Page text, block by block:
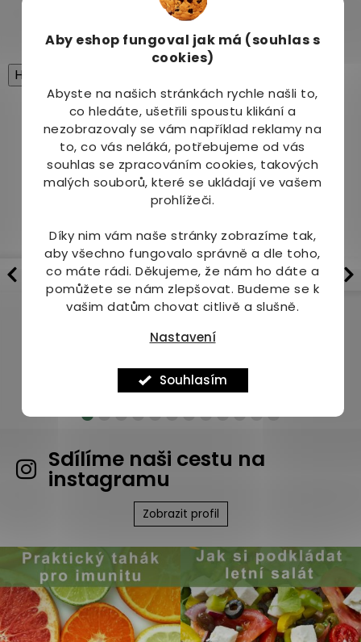
Aby eshop fungoval jak má (souhlas s
cookies)
Abyste na našich stránkách rychle našli to,
co hledáte, ušetřili spoustu klikání a
nezobrazovaly se vám například reklamy na
to, co vás neláká, potřebujeme od vás
souhlas se zpracováním cookies, takových
malých souborů, které se ukládají ve vašem
prohlížeči.
Díky nim vám naše stránky zobrazíme tak,
aby všechno fungovalo správně a dle toho,
co máte rádi. Děkujeme, že nám ho dáte a
pomůžete se nám zlepšovat. Budeme se k
vašim datům chovat citlivě a slušně.
Nastavení
Souhlasím
pro milovníky jemné, hladké a poctivé kávy.
High-contrast mode
Mohlo by Vás zajímat
Coffee On Fire Brazil
Extrafino 1000 g
Coffee On Fire Brazil
Cerrado Dulce 500 g
Sdílíme naši cestu na
instagramu
Zobrazit profil